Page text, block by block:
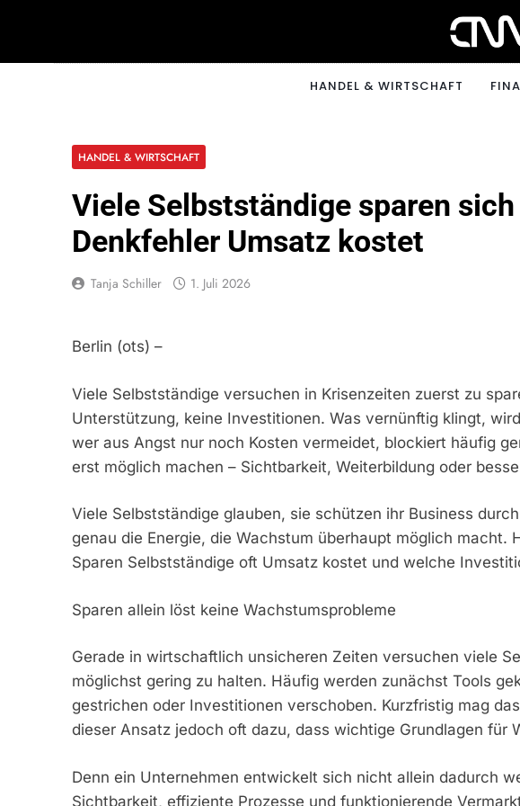
HANDEL & WIRTSCHAFT
HANDEL & WIRTSCHAFT
Viele Selbstständige sparen
Denkfehler Umsatz kostet
Tanja Schiller 1. Juli 2026
Berlin (ots) –
Viele Selbstständige versuchen in Krisenzeiten zuerst zu
Unterstützung, keine Investitionen. Was vernünftig klingt,
wer aus Angst nur noch Kosten vermeidet, blockiert häufig
erst möglich machen – Sichtbarkeit, Weiterbildung oder
Viele Selbstständige glauben, sie schützen ihr Business
genau die Energie, die Wachstum überhaupt möglich macht.
Sparen Selbstständige oft Umsatz kostet und welche
Sparen allein löst keine Wachstumsprobleme
Gerade in wirtschaftlich unsicheren Zeiten versuchen viele
möglichst gering zu halten. Häufig werden zunächst Tools
gestrichen oder Investitionen verschoben. Kurzfristig mag
dieser Ansatz jedoch oft dazu, dass wichtige Grundlagen für
Denn ein Unternehmen entwickelt sich nicht allein dadurch
Sichtbarkeit, effiziente Prozesse und funktionierende